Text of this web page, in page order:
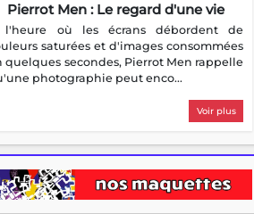
Pierrot Men : Le regard d'une vie
l'heure où les écrans débordent de
saturées et d'images consommées
quelques secondes, Pierrot Men rappelle
photographie peut enco...
Voir plus